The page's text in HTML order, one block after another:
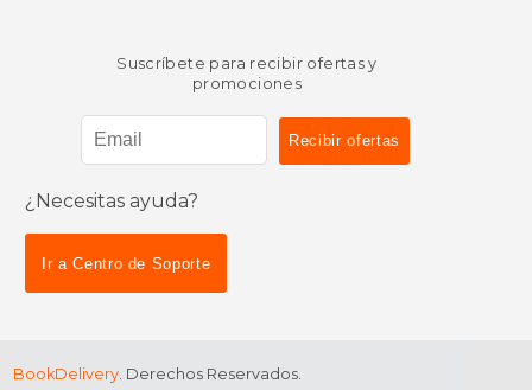
Suscríbete para recibir ofertas y
promociones
¿Necesitas ayuda?
Ir a Centro de Soporte
BookDelivery. Derechos Reservados.